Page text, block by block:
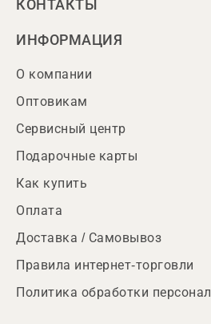
КОНТАКТЫ
ИНФОРМАЦИЯ
О компании
Оптовикам
Сервисный центр
Подарочные карты
Как купить
Оплата
Доставка / Самовывоз
Правила интернет-торговли
Политика обработки